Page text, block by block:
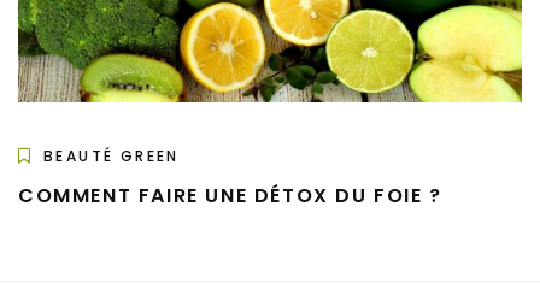
BEAUTÉ GREEN
COMMENT FAIRE UNE DÉTOX DU FOIE ?